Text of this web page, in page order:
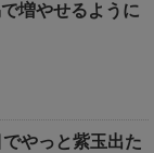
増やせるように
でやっと紫玉出た